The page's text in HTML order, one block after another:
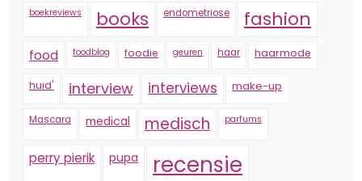
boekreviews books endometriose fashion
food foodblog foodie geuren haar haarmode
huid' interview interviews make-up
Mascara medical medisch parfums
perry pierik pupa recensie